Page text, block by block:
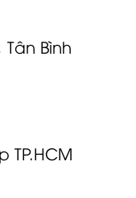
Bình
TP.HCM